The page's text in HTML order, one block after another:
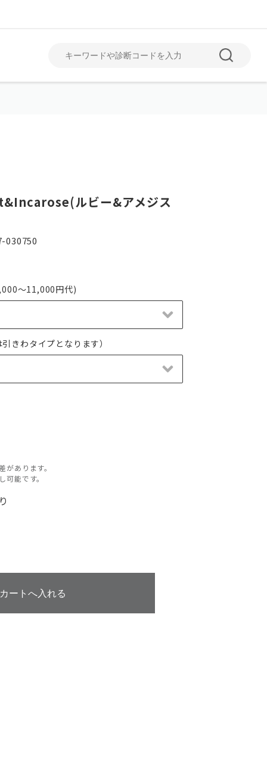
ルビー&アメジス
030750
～11,000円代)
きわタイプとなります）
あります。
能です。